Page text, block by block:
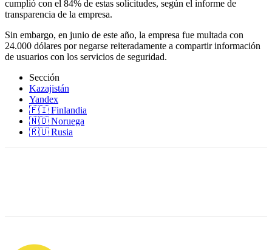
cumplió con el 84% de estas solicitudes, según el informe de
transparencia de la empresa.
Sin embargo, en junio de este año, la empresa fue multada con
24.000 dólares por negarse reiteradamente a compartir información
de usuarios con los servicios de seguridad.
Sección
Kazajistán
Yandex
🇫🇮 Finlandia
🇳🇴 Noruega
🇷🇺 Rusia